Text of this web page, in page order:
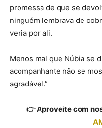
promessa de que se
ninguém lembrava de
veria por ali.
Menos mal que Núbia se
acompanhante não se
agradável.”
👉 Aproveite com